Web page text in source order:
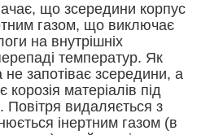
що зсередини корпус
газом, що виключає
на внутрішніх
температур. Як
не запотіває зсередини, а
матеріалів під
видаляється з
інертним газом (в